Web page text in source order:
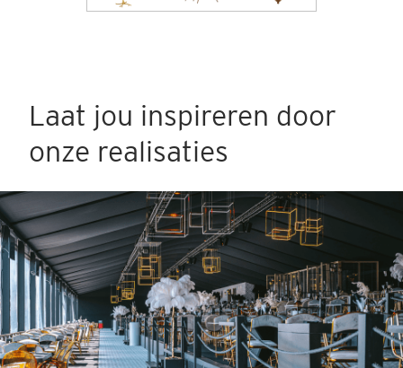
Laat jou inspireren door
onze realisaties